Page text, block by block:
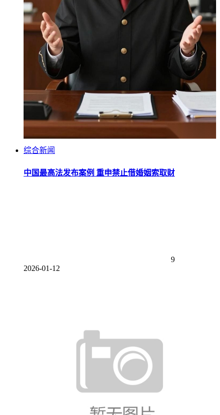
综合新闻
中国最高法发布案例 重申禁止借婚姻索取财
9
2026-01-12